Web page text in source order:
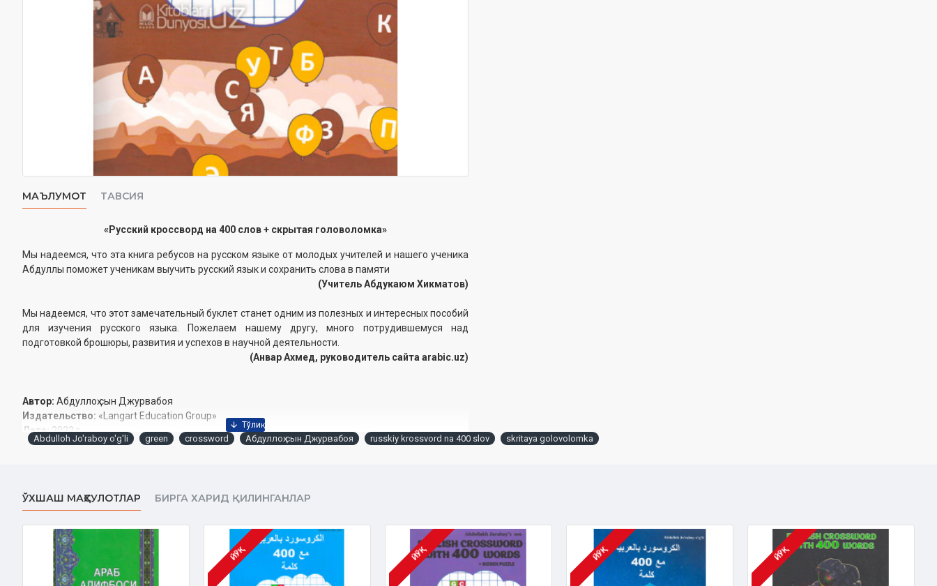
МАЪЛУМОТ ТАВСИЯ
«Русский кроссворд на 400 слов + скрытая головоломка»
Мы надеемся, что эта книга ребусов на русском языке от молодых учителей и нашего ученика
Абдуллы поможет ученикам выучить русский язык и сохранить слова в памяти
(Учитель Абдукаюм Хикматов)
Мы надеемся, что этот замечательный буклет станет одним из полезных и интересных пособий
для изучения русского языка. Пожелаем нашему другу, много потрудившемуся над
подготовкой брошюры, развития и успехов в научной деятельности.
(Анвар Ахмед, руководитель сайта arabic.uz)
Автор: Абдуллоҳ сын Джурвабоя
Издательство: «Langart Education Group»
Дата:2022 г.
Объем:54 страницы.
Abdulloh Jo'raboy o'g'li green crossword Абдуллоҳ сын Джурвабоя russkiy krossvord na 400 slov skritaya golovolomka
ЎХШАШ МАҲСУЛОТЛАР БИРГА ХАРИД ҚИЛИНГАНЛАР
ЙЎҚ ЙЎҚ ЙЎҚ ЙЎҚ